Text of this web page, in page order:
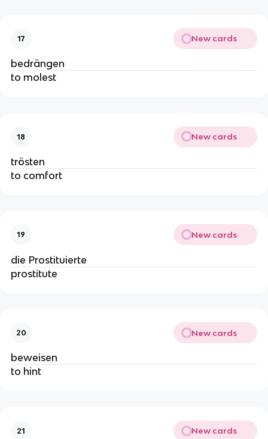
17 New cards
bedrängen
to molest
18 New cards
trösten
to comfort
19 New cards
die Prostituierte
prostitute
20 New cards
beweisen
to hint
21 New cards